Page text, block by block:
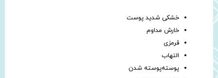
خشکی شدید پوست
خارش مداوم
قرمزی
التهاب
پوسته‌پوسته شدن